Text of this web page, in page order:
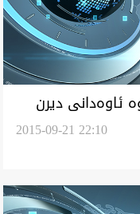
2015-09-21 22:10